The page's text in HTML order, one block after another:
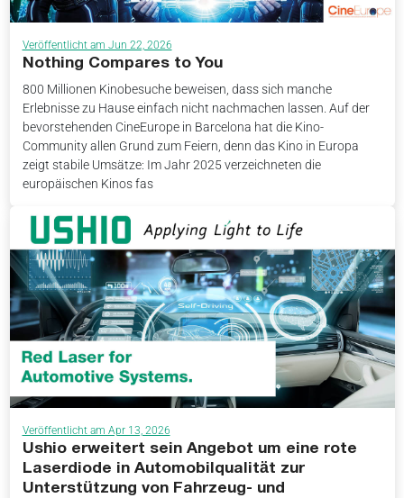
Veröffentlicht am Jun 22, 2026
Nothing Compares to You
800 Millionen Kinobesuche beweisen, dass sich manche
Erlebnisse zu Hause einfach nicht nachmachen lassen. Auf der
bevorstehenden CineEurope in Barcelona hat die Kino-
Community allen Grund zum Feiern, denn das Kino in Europa
zeigt stabile Umsätze: Im Jahr 2025 verzeichneten die
europäischen Kinos fas
Veröffentlicht am Apr 13, 2026
Ushio erweitert sein Angebot um eine rote
Laserdiode in Automobilqualität zur
Unterstützung von Fahrzeug- und